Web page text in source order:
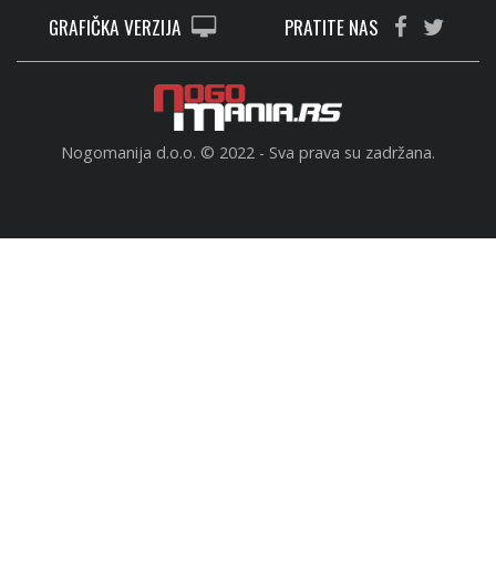
GRAFIČKA VERZIJA
PRATITE NAS
Nogomanija d.o.o. © 2022 - Sva prava su zadržana.